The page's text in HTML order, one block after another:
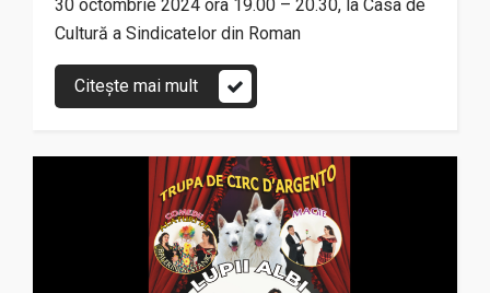
30 octombrie 2024 ora 19.00 – 20.30, la Casa de
Cultură a Sindicatelor din Roman
Citește mai mult